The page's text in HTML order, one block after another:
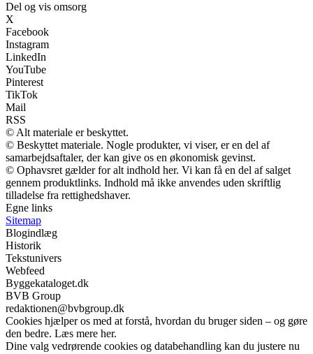
Del og vis omsorg
X
Facebook
Instagram
LinkedIn
YouTube
Pinterest
TikTok
Mail
RSS
© Alt materiale er beskyttet.
© Beskyttet materiale. Nogle produkter, vi viser, er en del af
samarbejdsaftaler, der kan give os en økonomisk gevinst.
© Ophavsret gælder for alt indhold her. Vi kan få en del af salget
gennem produktlinks. Indhold må ikke anvendes uden skriftlig
tilladelse fra rettighedshaver.
Egne links
Sitemap
Blogindlæg
Historik
Tekstunivers
Webfeed
Byggekataloget.dk
BVB Group
redaktionen@bvbgroup.dk
Cookies hjælper os med at forstå, hvordan du bruger siden – og gøre
den bedre. Læs mere her.
Dine valg vedrørende cookies og databehandling kan du justere nu